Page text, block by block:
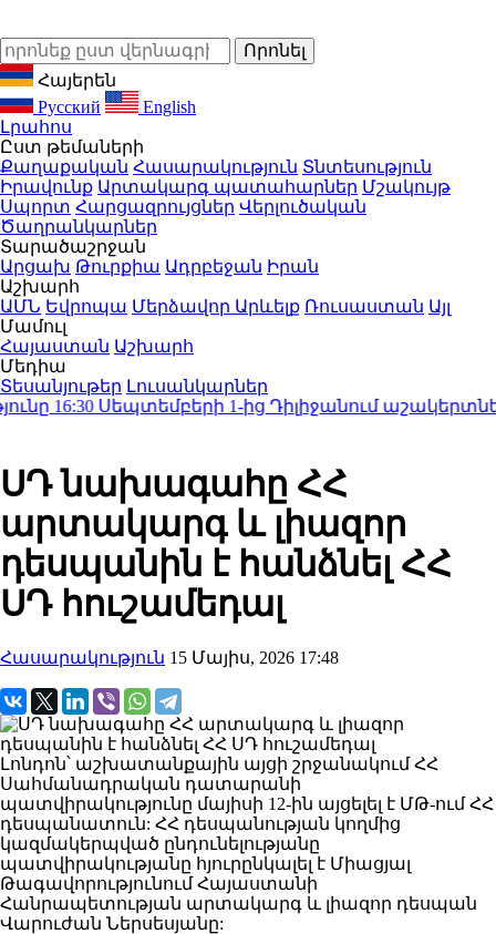
Հայերեն
Русский
English
Լրահոս
Ըստ թեմաների
Քաղաքական Հասարակություն Տնտեսություն
Իրավունք Արտակարգ պատահարներ Մշակույթ
Սպորտ Հարցազրույցներ Վերլուծական
Ծաղրանկարներ
Տարածաշրջան
Արցախ Թուրքիա Ադրբեջան Իրան
Աշխարհ
ԱՄՆ Եվրոպա Մերձավոր Արևելք Ռուսաստան Այլ
Մամուլ
Հայաստան Աշխարհ
Մեդիա
Տեսանյութեր Լուսանկարներ
16:30Սեպտեմբերի 1-ից Դիլիջանում
ՍԴ նախագահը ՀՀ
արտակարգ և լիազոր
դեսպանին է հանձնել ՀՀ
ՍԴ հուշամեդալ
Հասարակություն 15 Մայիս, 2026 17:48
Լոնդոն՝ աշխատանքային այցի շրջանակում ՀՀ
Սահմանադրական դատարանի
պատվիրակությունը մայիսի 12-ին այցելել է ՄԹ-ում ՀՀ
դեսպանատուն: ՀՀ դեսպանության կողմից
կազմակերպված ընդունելությանը
պատվիրակությանը հյուրընկալել է Միացյալ
Թագավորությունում Հայաստանի
Հանրապետության արտակարգ և լիազոր դեսպան
Վարուժան Ներսեսյանը: